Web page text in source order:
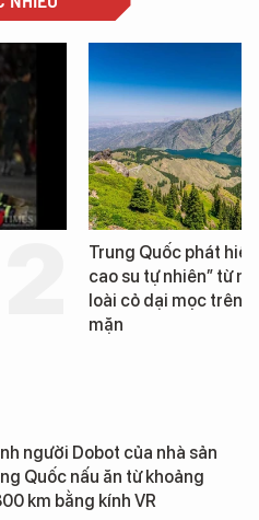
Loạt dự án bất động
Đà Nẵng sắp bị kiểm
người Dobot của nhà sản
Quốc nấu ăn từ khoảng
km bằng kính VR